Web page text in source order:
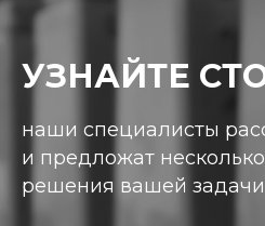
УЗНАЙТЕ
наши специалисты
и предложат
решения вашей задачи